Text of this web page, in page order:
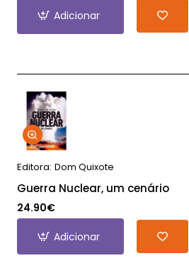
Adicionar
Editora: Dom Quixote
Guerra Nuclear, um cenário
24.90€
Adicionar